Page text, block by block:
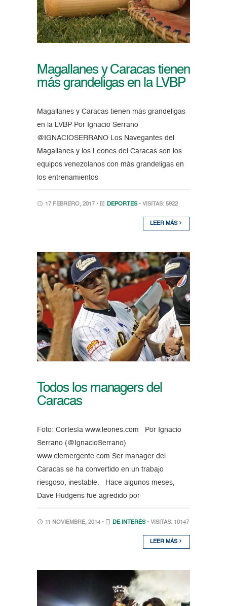
Magallanes y Caracas tienen
más grandeligas en la LVBP
Magallanes y Caracas tienen más grandeligas
en la LVBP Por Ignacio Serrano
@IGNACIOSERRANO Los Navegantes del
Magallanes y los Leones del Caracas son los
equipos venezolanos con más grandeligas en
los entrenamientos
17 FEBRERO, 2017 • DEPORTES • VISITAS: 5922
LEER MÁS
Todos los managers del
Caracas
Foto: Cortesía www.leones.com Por Ignacio
Serrano (@IgnacioSerrano)
www.elemergente.com Ser manager del
Caracas se ha convertido en un trabajo
riesgoso, inestable. Hace algunos meses,
Dave Hudgens fue agredido por
11 NOVIEMBRE, 2014 • DE INTERÉS • VISITAS: 10147
LEER MÁS